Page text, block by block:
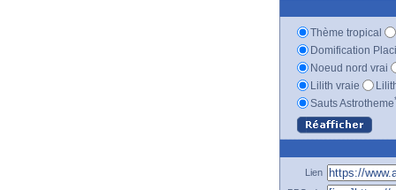
Thème tropical
Domification
Noeud nord vrai
Lilith vraie
Sauts Astrotheme
Lien